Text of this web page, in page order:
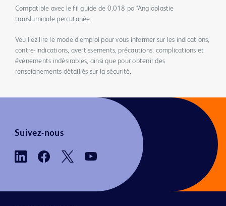
Compatible avec le fil guide de 0,018 po *Angioplastie
transluminale percutanée
Veuillez lire le mode d’emploi pour vous informer sur les indications,
contre-indications, avertissements, précautions, complications et
événements indésirables, ainsi que pour obtenir des
renseignements détaillés sur la sécurité.
Suivez-nous